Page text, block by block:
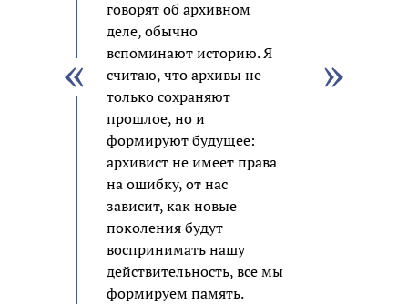
говорят об архивном
деле, обычно
вспоминают историю. Я
считаю, что архивы не
только сохраняют
прошлое, но и
формируют будущее:
архивист не имеет права
на ошибку, от нас
зависит, как новые
поколения будут
воспринимать нашу
действительность, все мы
формируем память.